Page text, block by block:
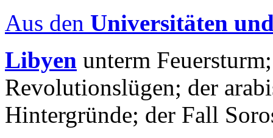
Aus den Universitäten
Libyen unterm
Revolutionslügen; der
Hintergründe; der Fall